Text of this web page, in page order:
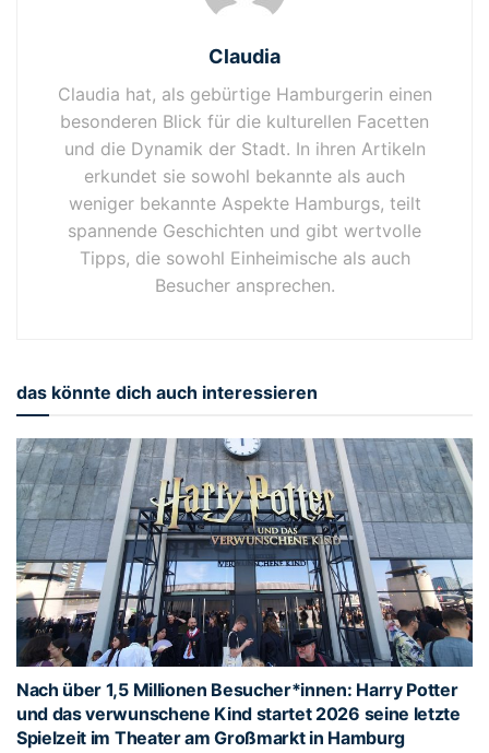
Claudia
Claudia hat, als gebürtige Hamburgerin einen
besonderen Blick für die kulturellen Facetten
und die Dynamik der Stadt. In ihren Artikeln
erkundet sie sowohl bekannte als auch
weniger bekannte Aspekte Hamburgs, teilt
spannende Geschichten und gibt wertvolle
Tipps, die sowohl Einheimische als auch
Besucher ansprechen.
das könnte dich auch interessieren
Nach über 1,5 Millionen Besucher*innen: Harry Potter
und das verwunschene Kind startet 2026 seine letzte
Spielzeit im Theater am Großmarkt in Hamburg